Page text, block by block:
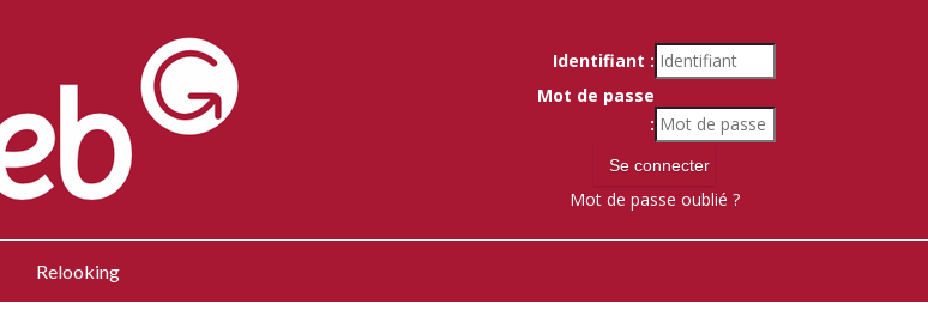
Identifiant :
Mot de passe
:
Mot de passe oublié ?
Relooking